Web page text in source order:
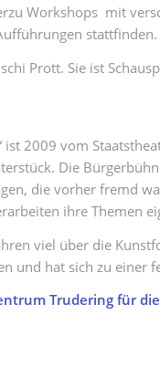
Workshops mit
stattfinden.
Prott. Sie ist
ist 2009 vom
Die
die vorher fremd
ihre Themen
viel über die
und hat sich zu einer
Trudering für